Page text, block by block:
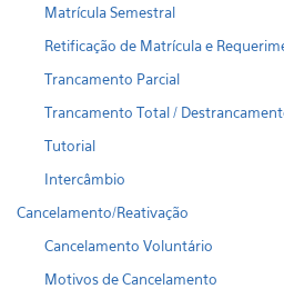
Matrícula Semestral
Retificação de Matrícula e
Trancamento Parcial
Trancamento Total /
Tutorial
Intercâmbio
Cancelamento/Reativação
Cancelamento Voluntário
Motivos de Cancelamento